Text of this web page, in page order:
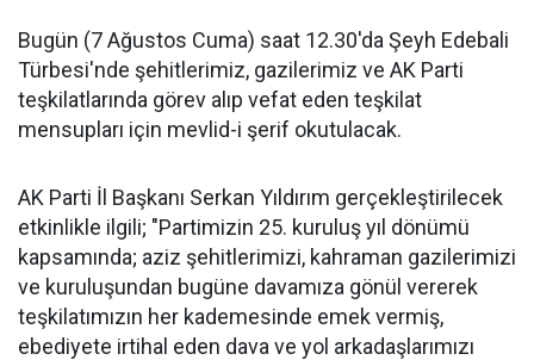
Bugün (7 Ağustos Cuma) saat 12.30'da Şeyh Edebali
Türbesi'nde şehitlerimiz, gazilerimiz ve AK Parti
teşkilatlarında görev alıp vefat eden teşkilat
mensupları için mevlid-i şerif okutulacak.
AK Parti İl Başkanı Serkan Yıldırım gerçekleştirilecek
etkinlikle ilgili; "Partimizin 25. kuruluş yıl dönümü
kapsamında; aziz şehitlerimizi, kahraman gazilerimizi
ve kuruluşundan bugüne davamıza gönül vererek
teşkilatımızın her kademesinde emek vermiş,
ebediyete irtihal eden dava ve yol arkadaşlarımızı